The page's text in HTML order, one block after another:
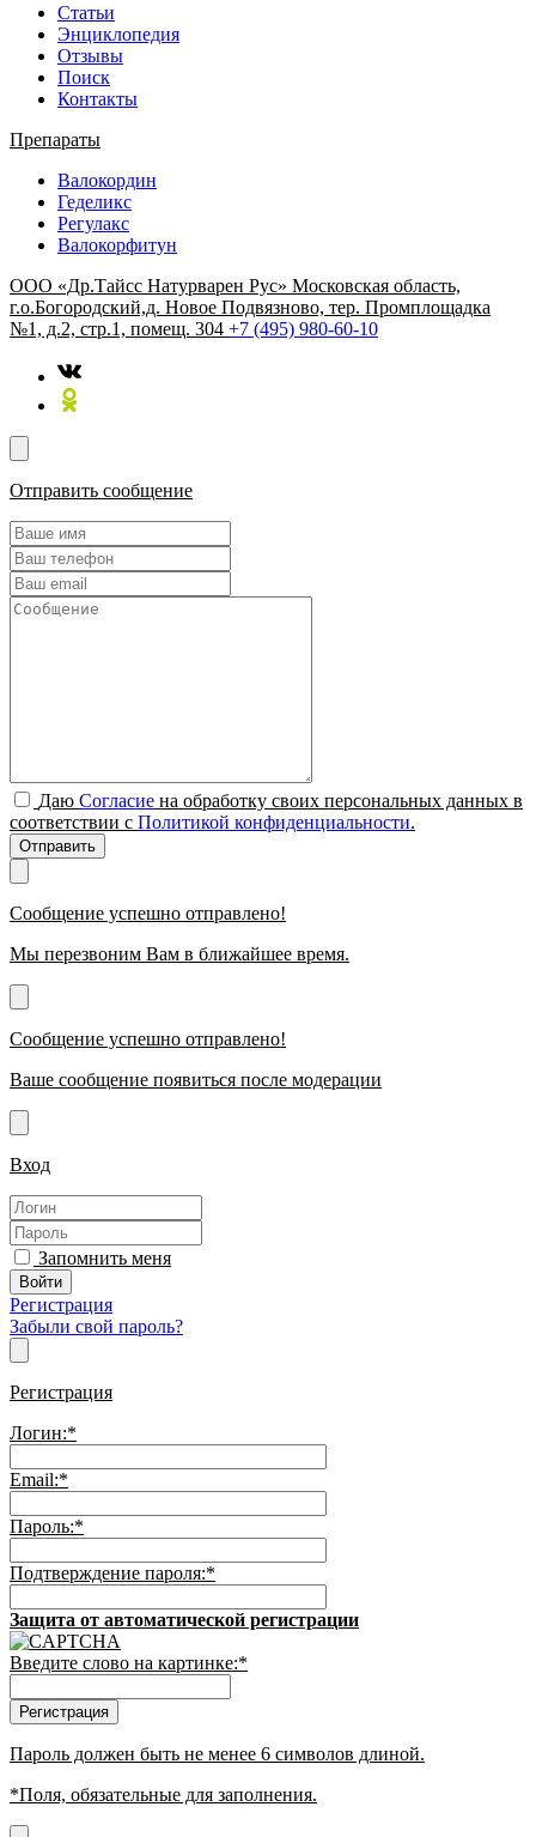
Статьи
Энциклопедия
Отзывы
Поиск
Контакты
Препараты
Валокордин
Геделикс
Регулакс
Валокорфитун
ООО «Др.Тайсс Натурварен Рус» Московская область,
г.о.Богородский,д. Новое Подвязново, тер. Промплощадка
№1, д.2, стр.1, помещ. 304 +7 (495) 980-60-10
Отправить сообщение
Даю Согласие на обработку своих персональных данных в
соответствии с Политикой конфиденциальности.
Отправить
Сообщение успешно отправлено!
Мы перезвоним Вам в ближайшее время.
Сообщение успешно отправлено!
Ваше сообщение появиться после модерации
Вход
Запомнить меня
Регистрация
Забыли свой пароль?
Регистрация
Логин:*
Email:*
Пароль:*
Подтверждение пароля:*
Защита от автоматической регистрации
Введите слово на картинке:*
Пароль должен быть не менее 6 символов длиной.
*Поля, обязательные для заполнения.